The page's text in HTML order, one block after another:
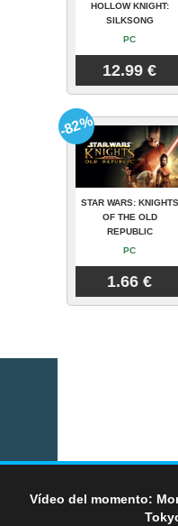
HOLLOW KNIGHT:
SILKSONG
PC
12.99 €
STAR WARS: KNIGHTS
OF THE OLD
REPUBLIC
PC
1.66 €
-82%
Vídeo del momento: